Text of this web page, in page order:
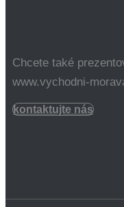
Chcete také
www.vychodni-
kontaktujte nás